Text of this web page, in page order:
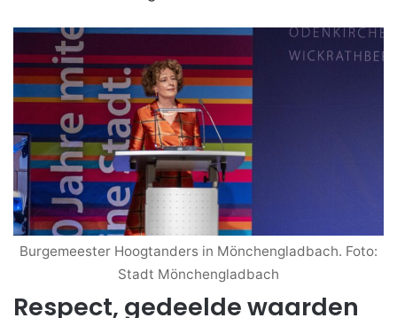
Burgemeester Hoogtanders in Mönchengladbach. Foto:
Stadt Mönchengladbach
Respect, gedeelde waarden